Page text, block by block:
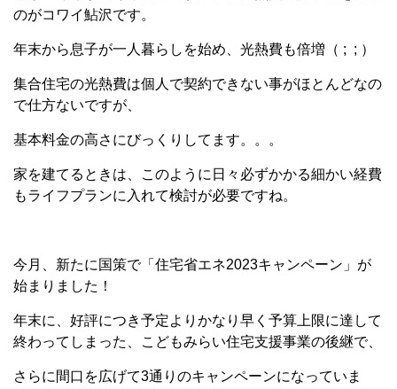
のがコワイ鮎沢です。
年末から息子が一人暮らしを始め、光熱費も倍増（ ; ; ）
集合住宅の光熱費は個人で契約できない事がほとんどなの
で仕方ないですが、
基本料金の高さにびっくりしてます。。。
家を建てるときは、このように日々必ずかかる細かい経費
もライフプランに入れて検討が必要ですね。
今月、新たに国策で「住宅省エネ2023キャンペーン」が
始まりました！
年末に、好評につき予定よりかなり早く予算上限に達して
終わってしまった、こどもみらい住宅支援事業の後継で、
さらに間口を広げて3通りのキャンペーンになっていま